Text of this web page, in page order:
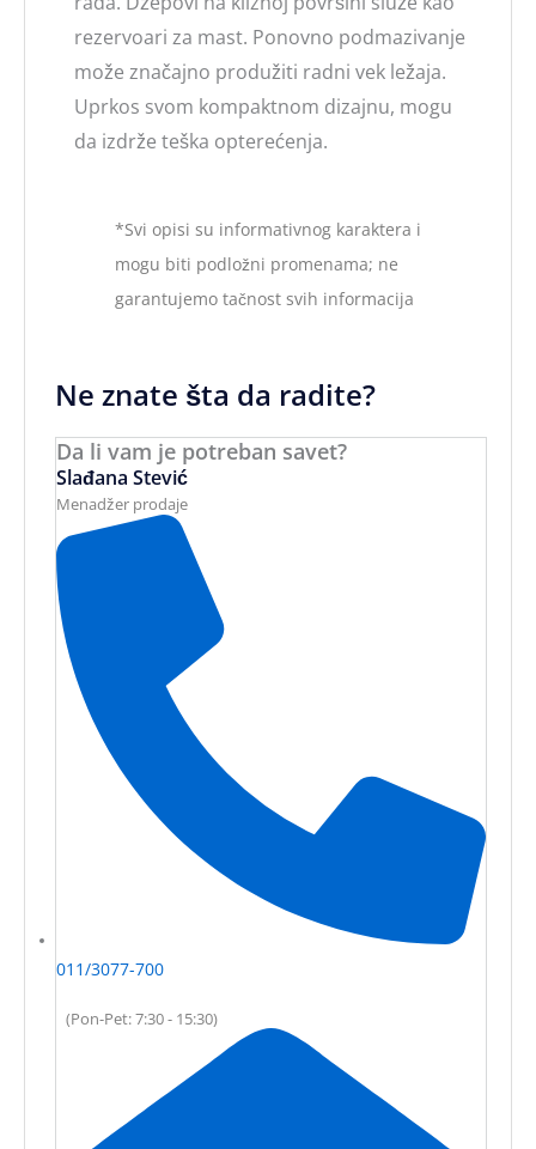
rezervoari za mast. Ponovno podmazivanje
može značajno produžiti radni vek ležaja.
Uprkos svom kompaktnom dizajnu, mogu
da izdrže teška opterećenja.
*Svi opisi su informativnog karaktera i
mogu biti podložni promenama; ne
garantujemo tačnost svih informacija
Ne znate šta da radite?
Da li vam je potreban savet?
Slađana Stević
Menadžer prodaje
011/3077-700
(Pon-Pet: 7:30 - 15:30)